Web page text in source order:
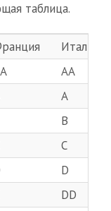
таблица.
Италия
AA
A
B
C
D
DD